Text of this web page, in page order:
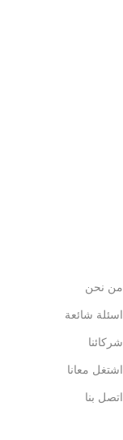
من نحن
اسئلة شائعة
شركائنا
اشتغل معانا
اتصل بنا